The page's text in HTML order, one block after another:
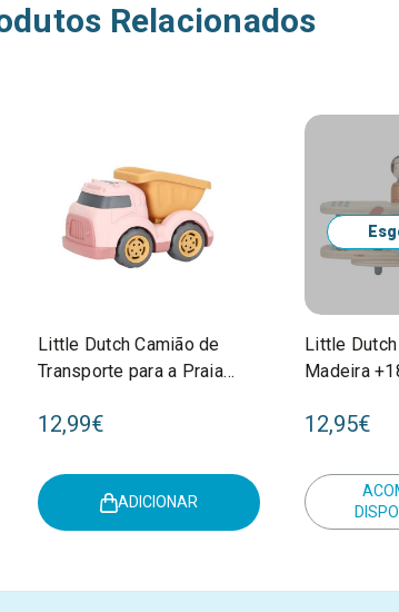
Relacionados
Little Dutch Camião de
Transporte para a Praia
12,99€
ADICIONAR
Little
Madeira
12,95€